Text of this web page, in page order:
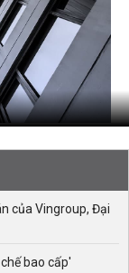
của Vingroup, Đại
bao cấp'